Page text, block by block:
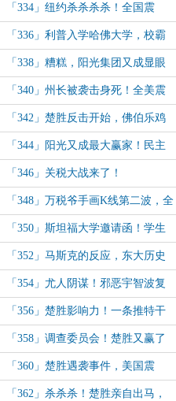
逼：这楚胜，又又又成功了？
「334」纽约杀杀杀杀！全国震
惊！超英网发声明！
「336」利普入学哈佛大学，校霸
之一·阳光会！
「338」糟糕，阳光集团又成显眼
包了！全美感谢！
「340」州长被袭击身死！全美震
动！楚胜：锅从天降！
「342」楚胜反击开始，佛伯乐鸡
飞狗跳！
「344」阳光又成最大赢家！民主
党动手！得州民心之变！
「346」关税大战来了！
「348」万税爷手画K线第二波，全
球惊呆！阳光基金赚68亿！
「350」斯坦福大学邀请函！学生
们：啊~~是光！
「352」马斯克的反应，东大历史
含金量！
「354」尤人阴谋！邪恶宇智波复
苏，杀！
「356」楚胜影响力！一条推特干
掉一个司法高官！
「358」调查委员会！楚胜又赢了
舆论！杀手来了！
「360」楚胜遇袭事件，美国震
动！
「362」杀杀杀！楚胜亲自出马，